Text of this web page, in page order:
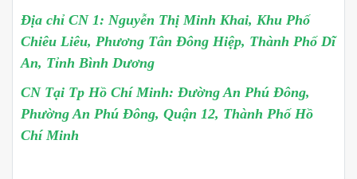
Địa chỉ CN 1: Nguyễn Thị Minh Khai, Khu Phố
Chiêu Liêu, Phương Tân Đông Hiệp, Thành Phố Dĩ
An, Tỉnh Bình Dương
CN Tại Tp Hồ Chí Minh: Đường An Phú Đông,
Phường An Phú Đông, Quận 12, Thành Phố Hồ
Chí Minh